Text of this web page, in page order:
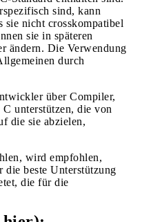
sind, kann
sie nicht crosskompatibel
sie in späteren
ändern. Die Verwendung
durch
über Compiler,
unterstützen, die von
die sie abzielen,
wird empfohlen,
die beste Unterstützung
die für die